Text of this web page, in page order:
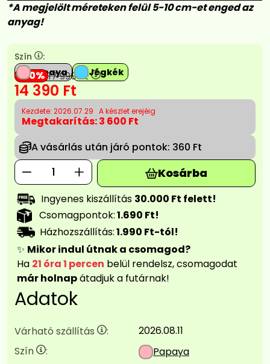
*A megjelölt méreteken felül 5-10 cm-et enged az
anyag!
Szín
:
Papaya
Jégkék
20 17 990Ft
14 390 Ft
Kezdete: 2026.07.29 A készlet erejéig
Megtakarítás:3 600 Ft
A vásárlás után járó pontok: 360 Ft
Kosárba
Ingyenes kiszállítás 30.000 Ft felett!
Csomagpontok:1.690 Ft!
Házhozszállítás:1.990 Ft-tól!
✨ Mikor indul útnak a csomagod?
Ha 21 óra 1 percen belül rendelsz, csomagodat
már holnapátadjuk a futárnak!
Adatok
Várható szállítás :
2026.08.11
Szín
: Papaya